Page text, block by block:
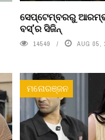
ସେପ୍ଟେମ୍ବରରୁ
ବସ୍'ର ସିଜିନ୍
14549 AUG 05,
ମନୋରଞ୍ଜନ